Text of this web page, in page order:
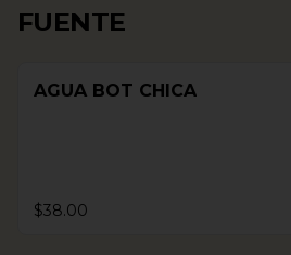
FUENTE
AGUA BOT CHICA
$38.00